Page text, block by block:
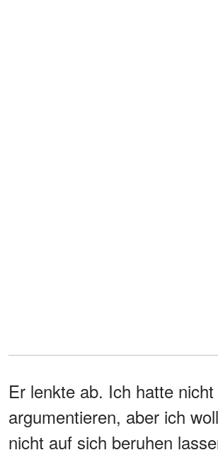
Er lenkte ab. Ich hatte
argumentieren, aber ich
nicht auf sich beruhen